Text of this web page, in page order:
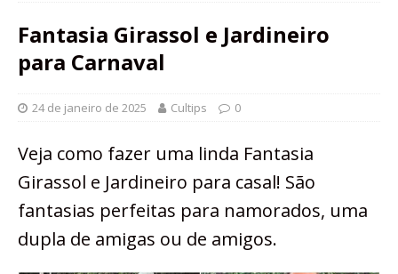
Fantasia Girassol e Jardineiro
para Carnaval
24 de janeiro de 2025 Cultips 0
Veja como fazer uma linda Fantasia
Girassol e Jardineiro para casal! São
fantasias perfeitas para namorados, uma
dupla de amigas ou de amigos.